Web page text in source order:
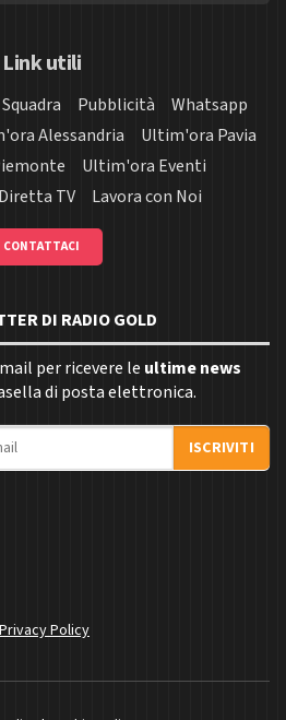
Link utili
Pubblicità
Whatsapp
Alessandria
Ultim'ora Pavia
Ultim'ora Eventi
Diretta TV Lavora con Noi
CONTATTACI
DI RADIO GOLD
per ricevere le ultime news
di posta elettronica.
ISCRIVITI
Privacy Policy